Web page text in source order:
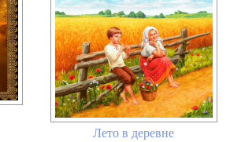
Лето в деревне